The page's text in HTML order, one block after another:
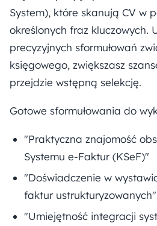
System), które skanują CV w
określonych fraz kluczowych.
precyzyjnych sformułowań
księgowego, zwiększasz
przejdzie wstępną selekcję.
Gotowe sformułowania do
"Praktyczna znajomość
Systemu e-Faktur (KSeF)"
"Doświadczenie w
faktur ustrukturyzowanych"
"Umiejętność integracji